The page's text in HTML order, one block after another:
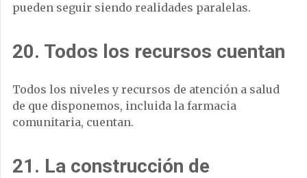
pueden seguir siendo realidades paralelas.
20. Todos los recursos cuentan
Todos los niveles y recursos de atención a salud
de que disponemos, incluida la farmacia
comunitaria, cuentan.
21. La construcción de